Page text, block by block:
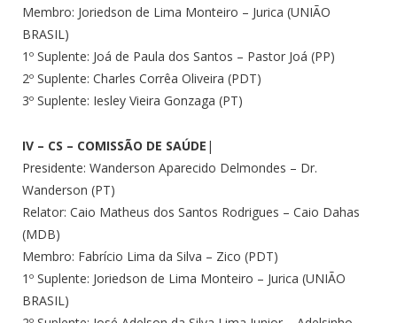
Membro: Joriedson de Lima Monteiro – Jurica (UNIÃO
BRASIL)
1º Suplente: Joá de Paula dos Santos – Pastor Joá (PP)
2º Suplente: Charles Corrêa Oliveira (PDT)
3º Suplente: Iesley Vieira Gonzaga (PT)
IV – CS – COMISSÃO DE SAÚDE |
Presidente: Wanderson Aparecido Delmondes – Dr.
Wanderson (PT)
Relator: Caio Matheus dos Santos Rodrigues – Caio Dahas
(MDB)
Membro: Fabrício Lima da Silva – Zico (PDT)
1º Suplente: Joriedson de Lima Monteiro – Jurica (UNIÃO
BRASIL)